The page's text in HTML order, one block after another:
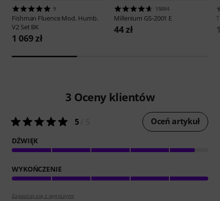
9
Fishman Fluence Mod. Humb.
V2 Set BK
1 069 zł
15884
Millenium GS-2001 E
44 zł
3 Oceny klientów
5/ 5 Oceń artykuł
DŹWIĘK
WYKOŃCZENIE
Zapoznaj się z wytyczymi